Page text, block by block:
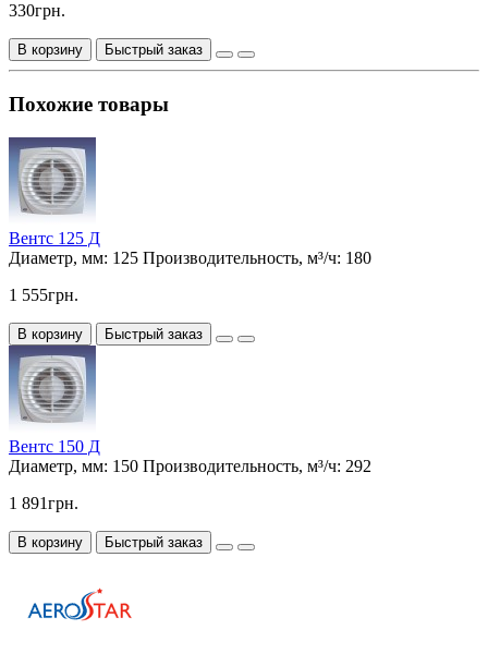
330грн.
В корзину Быстрый заказ
Похожие товары
Вентс 125 Д
Диаметр, мм: 125 Производительность, м³/ч: 180
1 555грн.
В корзину Быстрый заказ
Вентс 150 Д
Диаметр, мм: 150 Производительность, м³/ч: 292
1 891грн.
В корзину Быстрый заказ